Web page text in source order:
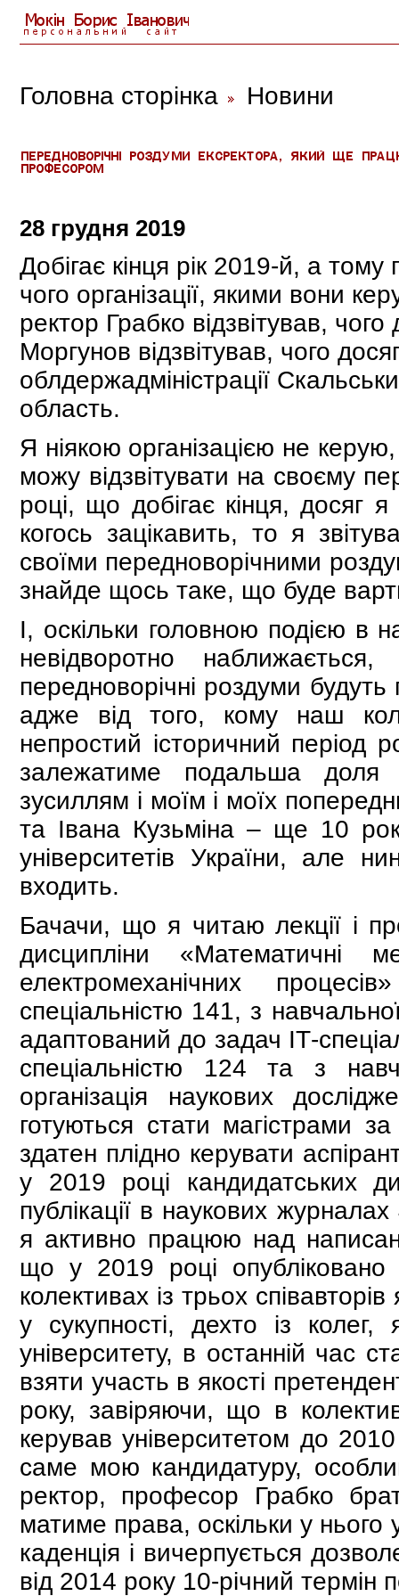
Головна сторінка Новини
28 грудня 2019
Добігає кінця рік 2019-й, а тому
чого організації, якими вони
ректор Грабко відзвітував,
Моргунов відзвітував, чого
облдержадміністрації
область.
Я ніякою організацією не
можу відзвітувати на своєму
році, що добігає кінця, досяг
когось зацікавить, то я
своїми передноворічними
знайде щось таке, що буде
І, оскільки головною подією в
невідворотно
передноворічні роздуми
адже від того, кому наш
непростий історичний період
залежатиме подальша доля
зусиллям і моїм і моїх
та Івана Кузьміна – ще 10
університетів України, але
входить.
Бачачи, що я читаю лекції і
дисципліни «Математичні
електромеханічних
спеціальністю 141, з
адаптований до задач ІТ-
спеціальністю 124 та з
організація наукових
готуються стати магістрами
здатен плідно керувати
у 2019 році кандидатських
публікації в наукових
я активно працюю над
що у 2019 році опубліковано
колективах із трьох
у сукупності, дехто із
університету, в останній час
взяти участь в якості
року, завіряючи, що в
керував університетом до
саме мою кандидатуру,
ректор, професор Грабко
матиме права, оскільки у нього
каденція і вичерпується
від 2014 року 10-річний термін